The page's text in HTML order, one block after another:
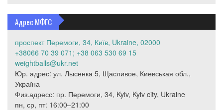
Адрес МФГС
проспект Перемоги, 34, Київ, Ukraine, 02000
+38066 70 39 071; +38 063 530 69 15
weightballs@ukr.net
Юр. адрес: ул. Лысенка 5, Щасливое, Киевськая обл.,
Україна
Физ.адресс: пр. Перемоги, 34, Kyiv, Kyiv city, Ukraine
пн, ср, пт: 16:00–21:00